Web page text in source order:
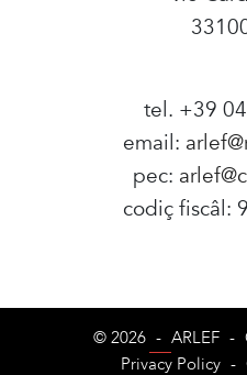
tel. +39
email:
pec:
codiç fiscâl:
© 2026 - ARLEF -
Privacy Policy -